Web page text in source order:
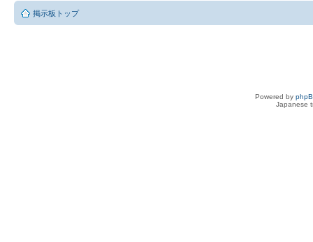
掲示板トップ
Powered by
Japanese